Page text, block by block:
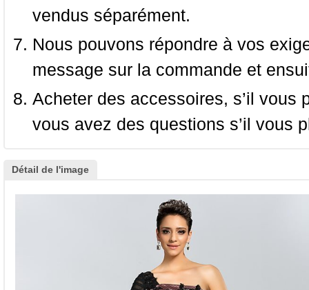
vendus séparément.
Nous pouvons répondre à vos
message sur la commande et
Acheter des accessoires, s’il
vous avez des questions s’il vous
Détail de l'image